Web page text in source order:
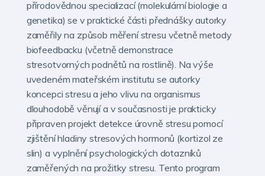
přírodovědnou specializací (molekulární biologie a
genetika) se v praktické části přednášky autorky
zaměřily na způsob měření stresu včetně metody
biofeedbacku (včetně demonstrace
stresotvorných podnětů na rostlině). Na výše
uvedeném mateřském institutu se autorky
koncepci stresu a jeho vlivu na organismus
dlouhodobě věnují a v současnosti je prakticky
připraven projekt detekce úrovně stresu pomocí
zjištění hladiny stresových hormonů (kortizol ze
slin) a vyplnění psychologických dotazníků
zaměřených na prožitky stresu. Tento program